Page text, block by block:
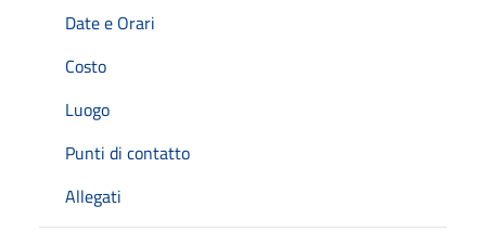
Date e Orari
Costo
Luogo
Punti di contatto
Allegati